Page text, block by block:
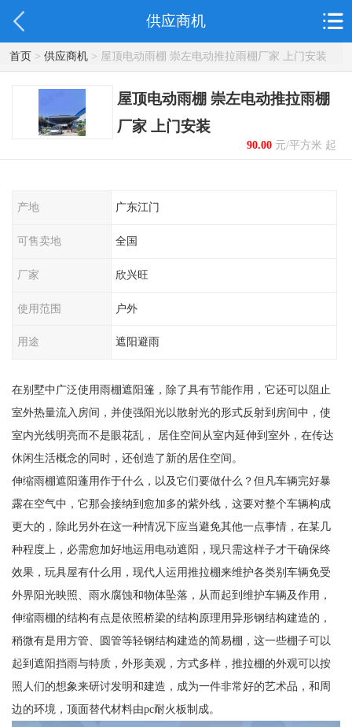
供应商机
首页> 供应商机> 屋顶电动雨棚 崇左电动推拉雨棚厂家 上门安装
屋顶电动雨棚 崇左电动推拉雨棚
厂家 上门安装
90.00元/平方米 起
产地 广东江门
可售卖地 全国
厂家 欣兴旺
使用范围 户外
用途 遮阳避雨
在别墅中广泛使用雨棚遮阳篷，除了具有节能作用，它还可以阻止
室外热量流入房间，并使强阳光以散射光的形式反射到房间中，使
室内光线明亮而不是眼花乱， 居住空间从室内延伸到室外，在传达
休闲生活概念的同时，还创造了新的居住空间。
伸缩雨棚遮阳蓬用作于什么，以及它们要做什么？但凡车辆完好暴
露在空气中，它那会接纳到愈加多的紫外线，这要对整个车辆构成
更大的，除此另外在这一种情况下应当避免其他一点事情，在某几
种程度上，必需愈加好地运用电动遮阳，现只需这样子才干确保终
效果，玩具屋有什么用，现代人运用推拉棚来维护各类别车辆免受
外界阳光映照、雨水腐蚀和物体坠落，从而起到维护车辆及作用，
伸缩雨棚的结构有点是依照桥梁的结构原理用异形钢结构建造的，
稍微有是用方管、圆管等轻钢结构建造的简易棚，这一些棚子可以
起到遮阳挡雨与特质，外形美观，方式多样，推拉棚的外观可以按
照人们的想象来研讨发明和建造，成为一件非常好的艺术品，和周
边的环境，顶面替代材料由pc耐火板制成。